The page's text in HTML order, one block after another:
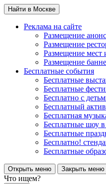
Найти в Москве
Реклама на сайте
Размещение
Размещение
Размещение мест
Размещение
Бесплатные события
Бесплатные
Бесплатные
Бесплатно с
Бесплатный
Бесплатная
Бесплатные шоу
Бесплатные
Бесплатно!
Бесплатные
Открыть меню Закрыть меню
Что ищем?